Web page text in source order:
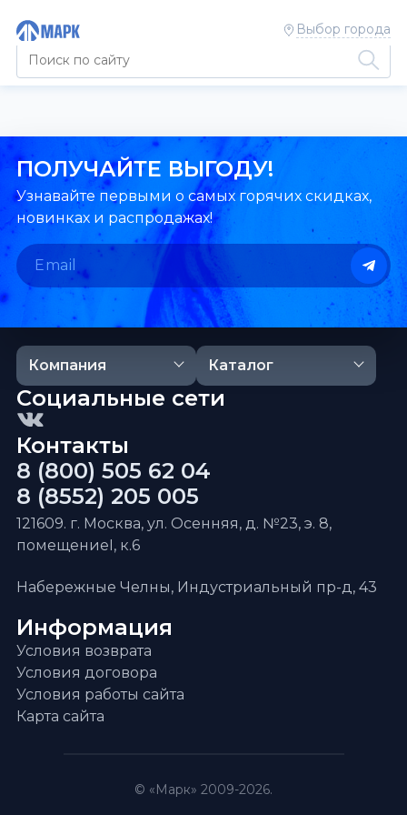
Выбор города
ПОЛУЧАЙТЕ ВЫГОДУ!
Узнавайте первыми о самых горячих скидках,
новинках и распродажах!
Компания Каталог
Информация
Условия возврата
Условия договора
Условия работы сайта
Карта сайта
Контакты
8 (800) 505 62 04
8 (8552) 205 005
121609. г. Москва, ул. Осенняя, д. №23, э. 8,
помещениеI, к.6
Набережные Челны, Индустриальный пр-д, 43
Социальные сети
© «Марк» 2009-2026.